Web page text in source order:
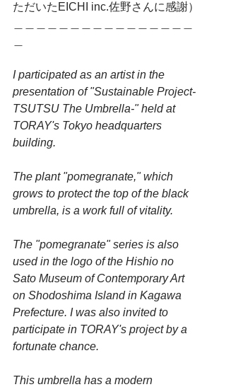
ただいたEICHI inc.佐野さんに感謝）
I participated as an artist in the
presentation of "Sustainable Project-
TSUTSU The Umbrella-" held at
TORAY's Tokyo headquarters
building.
The plant "pomegranate," which
grows to protect the top of the black
umbrella, is a work full of vitality.
The "pomegranate" series is also
used in the logo of the Hishio no
Sato Museum of Contemporary Art
on Shodoshima Island in Kagawa
Prefecture. I was also invited to
participate in TORAY's project by a
fortunate chance.
This umbrella has a modern